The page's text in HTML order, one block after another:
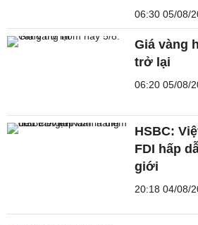
06:30 05/08/
Giá vàng
trở lại
06:20 05/08/
HSBC:
FDI hấp
giới
20:18 04/08/